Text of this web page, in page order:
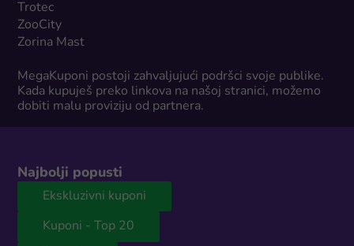
Trotec
ZooCity
Zorina Mast
MegaKuponi postoji zahvaljujući podršci svoje publike.
Kada kupuješ preko linkova na našoj stranici, možemo
dobiti malu proviziju od partnera.
Najbolji popusti
Ekskluzivni kuponi
Kuponi - Top 20